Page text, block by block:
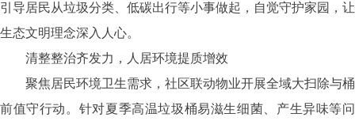
引导居民从垃圾分类、低碳出行等小事做起，自觉守护家园，让
生态文明理念深入人心。
清整整治齐发力，人居环境提质增效
聚焦居民环境卫生需求，社区联动物业开展全域大扫除与桶
前值守行动。针对夏季高温垃圾桶易滋生细菌、产生异味等问